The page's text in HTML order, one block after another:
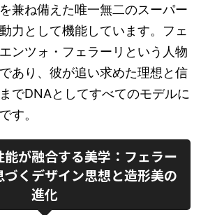
兼ね備えた唯一無二のスーパー
力として機能しています。フェ
ンツォ・フェラーリという人物
あり、彼が追い求めた理想と信
でDNAとしてすべてのモデルに
す。
が融合する美学：フェラー
づくデザイン思想と造形美の
進化